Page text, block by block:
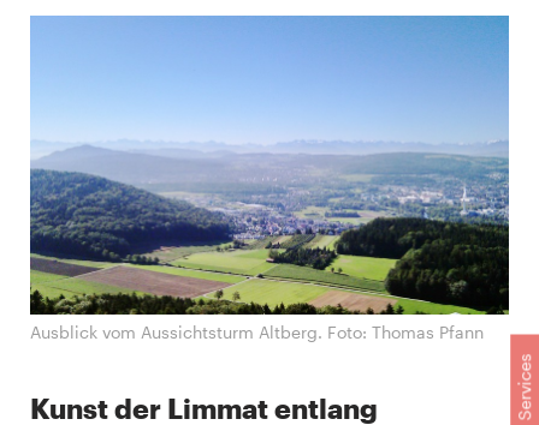
Services
Ausblick vom Aussichtsturm Altberg. Foto: Thomas Pfann
Kunst der Limmat entlang